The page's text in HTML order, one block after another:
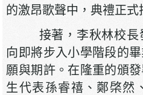
的激昂歌聲中，典禮正式
接著，李秋林校長發
向即將步入小學階段的
願與期許。在隆重的頒
生代表孫睿禧、鄭棨然